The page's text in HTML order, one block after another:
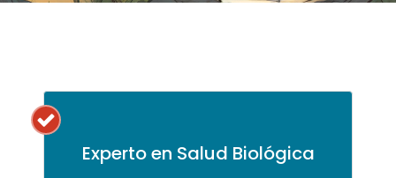
Experto en Salud Biológica